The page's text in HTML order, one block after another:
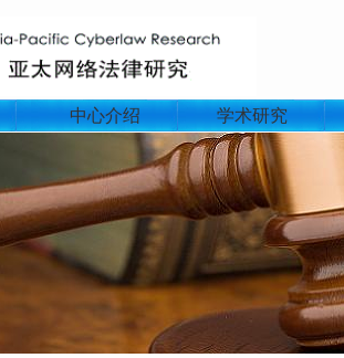
中心介绍 学术研究